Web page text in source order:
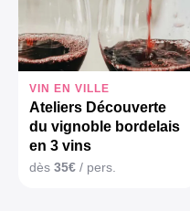
VIN EN VILLE
Ateliers Découverte
du vignoble bordelais
en 3 vins
dès 35€ / pers.